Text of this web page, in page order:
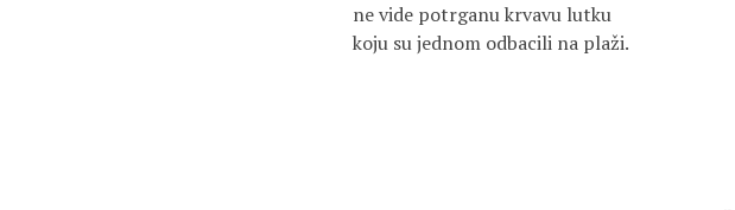
ne vide potrganu krvavu lutku
koju su jednom odbacili na plaži.